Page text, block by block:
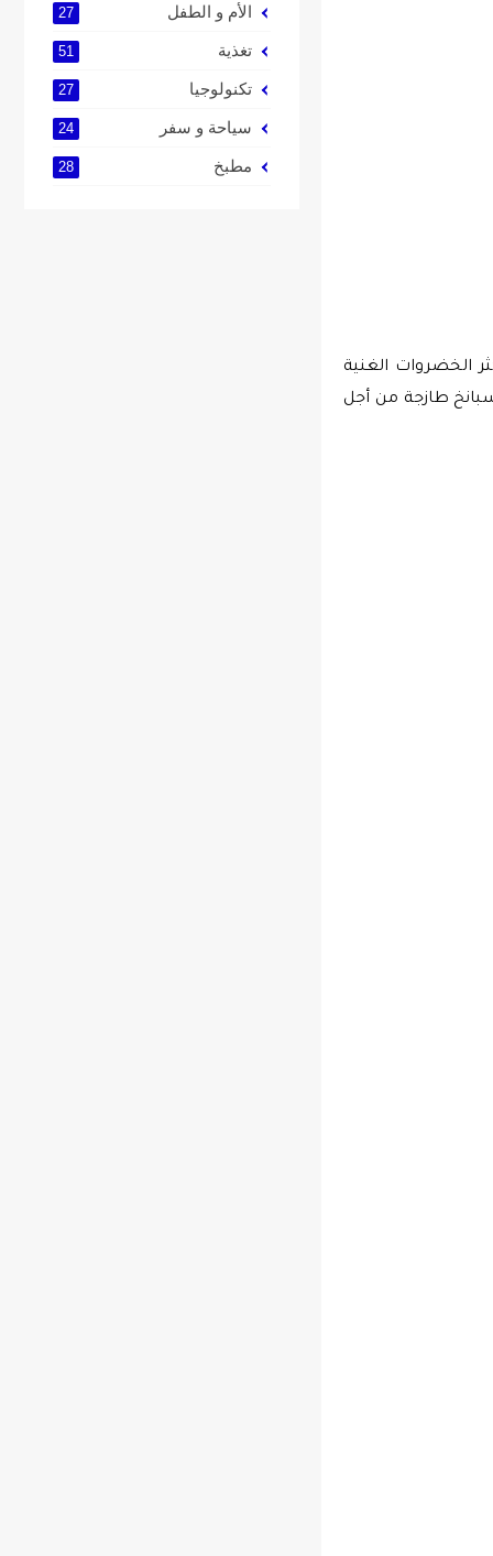
الأم و الطفل 27
تغذية 51
تكنولوجيا 27
سياحة و سفر 24
مطبخ 28